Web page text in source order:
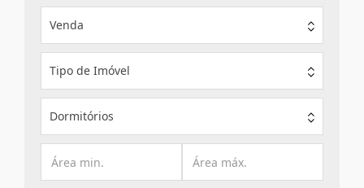
Venda
Tipo de Imóvel
Dormitórios